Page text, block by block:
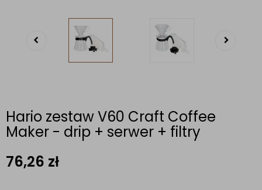
Hario zestaw V60 Craft Coffee
Maker - drip + serwer + filtry
76,26 zł